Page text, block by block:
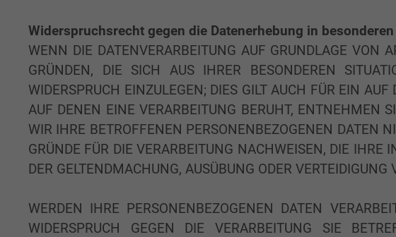
Widerspruchsrecht gegen die Datenerhebung in
WENN DIE DATENVERARBEITUNG AUF GRUNDLAGE VON
GRÜNDEN, DIE SICH AUS IHRER BESONDEREN
WIDERSPRUCH EINZULEGEN; DIES GILT AUCH FÜR EIN
AUF DENEN EINE VERARBEITUNG BERUHT, ENTNEHMEN
WIR IHRE BETROFFENEN PERSONENBEZOGENEN DATEN
GRÜNDE FÜR DIE VERARBEITUNG NACHWEISEN, DIE IHRE
DER GELTENDMACHUNG, AUSÜBUNG ODER
WERDEN IHRE PERSONENBEZOGENEN DATEN
WIDERSPRUCH GEGEN DIE VERARBEITUNG SIE